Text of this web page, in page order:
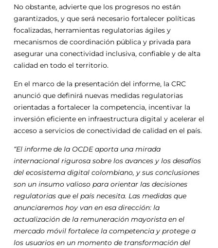
No obstante, advierte que los progresos no están
garantizados, y que será necesario fortalecer políticas
focalizadas, herramientas regulatorias ágiles y
mecanismos de coordinación pública y privada para
asegurar una conectividad inclusiva, confiable y de alta
calidad en todo el territorio.
En el marco de la presentación del informe, la CRC
anunció que definirá nuevas medidas regulatorias
orientadas a fortalecer la competencia, incentivar la
inversión eficiente en infraestructura digital y acelerar el
acceso a servicios de conectividad de calidad en el país.
“El informe de la OCDE aporta una mirada
internacional rigurosa sobre los avances y los desafíos
del ecosistema digital colombiano, y sus conclusiones
son un insumo valioso para orientar las decisiones
regulatorias que el país necesita. Las medidas que
anunciaremos hoy van en esa dirección: la
actualización de la remuneración mayorista en el
mercado móvil fortalece la competencia y protege a
los usuarios en un momento de transformación del